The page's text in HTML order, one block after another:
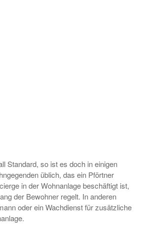
Standard, so ist es doch in einigen
üblich, das ein Pförtner
in der Wohnanlage beschäftigt ist,
der Bewohner regelt. In anderen
oder ein Wachdienst für zusätzliche